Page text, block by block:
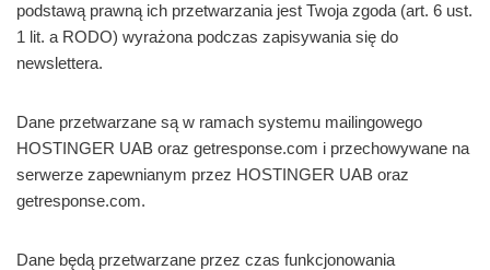
podstawą prawną ich przetwarzania jest Twoja zgoda (art. 6 ust.
1 lit. a RODO) wyrażona podczas zapisywania się do
newslettera.
Dane przetwarzane są w ramach systemu mailingowego
HOSTINGER UAB oraz getresponse.com i przechowywane na
serwerze zapewnianym przez HOSTINGER UAB oraz
getresponse.com.
Dane będą przetwarzane przez czas funkcjonowania